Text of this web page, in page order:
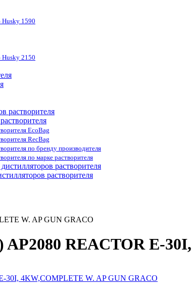
Husky 1590
Husky 2150
EcoBag
RecBag
по бренду производителя
по марке растворителя
растворителя
W. AP GUN GRACO
AP2080 REACTOR E-